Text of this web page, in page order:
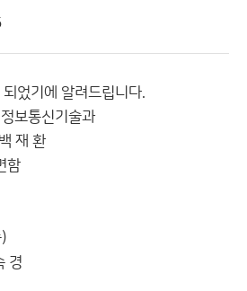
었기에 알려드립니다.
보통신기술과
재 환
함
경